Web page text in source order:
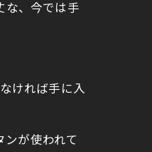
な、今では手
ければ手に入
が使われて